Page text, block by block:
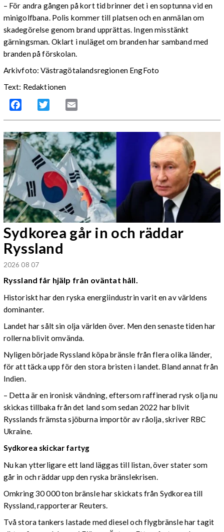
– För andra gången på kort tid brinner det i en soptunna vid en
minigolfbana. Polis kommer till platsen och en anmälan om
skadegörelse genom brand upprättas. Ingen misstänkt
gärningsman. Oklart i nuläget om branden har samband med
branden på förskolan.
Arkivfoto: Västragötalandsregionen EngFoto
Text: Redaktionen
Facebook Twitter
Sydkorea går in och räddar
Ryssland
2026 08 07
Ryssland får hjälp från oväntat håll.
Historiskt har den ryska energiindustrin varit en av världens
dominanter.
Landet har sålt sin olja världen över. Men den senaste tiden har
rollerna blivit omvända.
Nyligen började Ryssland köpa bränsle från flera olika länder,
för att täcka upp för den stora bristen i landet. Bland annat från
Indien.
– Detta är en ironisk vändning, eftersom raffinerad rysk olja nu
skickas tillbaka från det land som sedan 2022 har blivit
Rysslands främsta sjöburna importör av råolja, skriver RBC
Ukraine.
Sydkorea skickar fartyg
Nu kan ytterligare ett land läggas till listan, över stater som
går in och räddar upp den ryska bränslekrisen.
Omkring 30 000 ton bränsle har skickats från Sydkorea till
Ryssland, rapporterar Reuters.
Två stora tankers lastade med diesel och flygbränsle har tagit